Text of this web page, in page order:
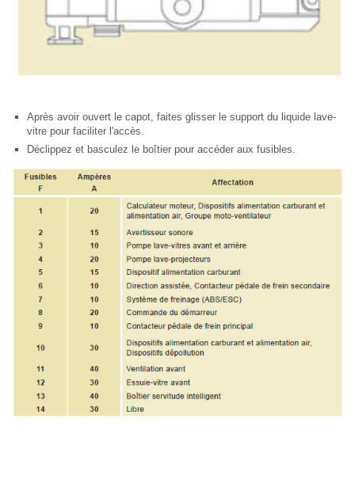
Après avoir ouvert le capot, faites glisser le support du liquide lave-
vitre pour faciliter l'accès.
Déclippez et basculez le boîtier pour accéder aux fusibles.